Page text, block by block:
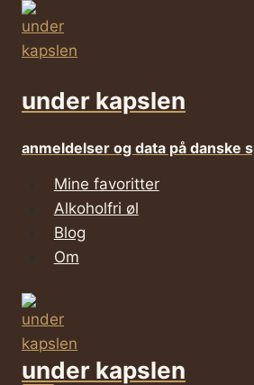
Fortsæt
indhold
under kapslen
anmeldelser og data på danske
Mine favoritter
Alkoholfri øl
Blog
Om
under kapslen